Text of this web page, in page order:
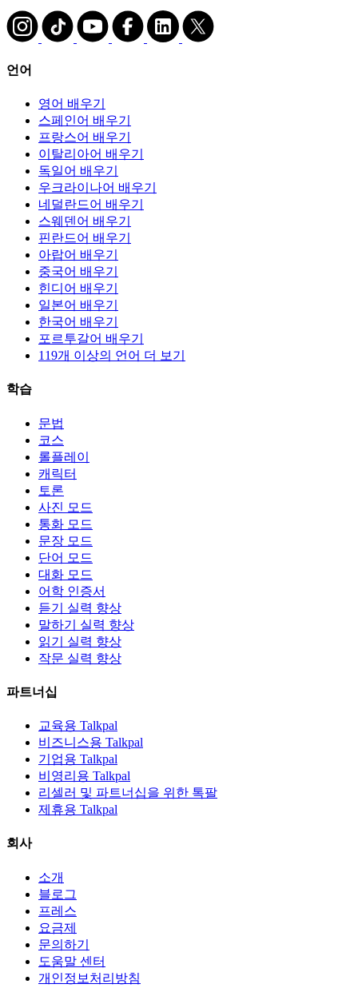
언어
영어 배우기
스페인어 배우기
프랑스어 배우기
이탈리아어 배우기
독일어 배우기
우크라이나어 배우기
네덜란드어 배우기
스웨덴어 배우기
핀란드어 배우기
아랍어 배우기
중국어 배우기
힌디어 배우기
일본어 배우기
한국어 배우기
포르투갈어 배우기
119개 이상의 언어 더 보기
학습
문법
코스
롤플레이
캐릭터
토론
사진 모드
통화 모드
문장 모드
단어 모드
대화 모드
어학 인증서
듣기 실력 향상
말하기 실력 향상
읽기 실력 향상
작문 실력 향상
파트너십
교육용 Talkpal
비즈니스용 Talkpal
기업용 Talkpal
비영리용 Talkpal
리셀러 및 파트너십을 위한 톡팔
제휴용 Talkpal
회사
소개
블로그
프레스
요금제
문의하기
도움말 센터
개인정보처리방침